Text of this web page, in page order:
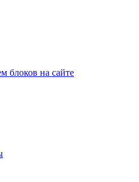
блоков на сайте